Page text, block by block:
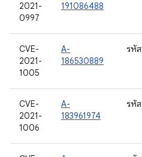
2021-
0997
191086488
CVE-
2021-
1005
A-
186530889
รหัส
CVE-
2021-
1006
A-
183961974
รหัส